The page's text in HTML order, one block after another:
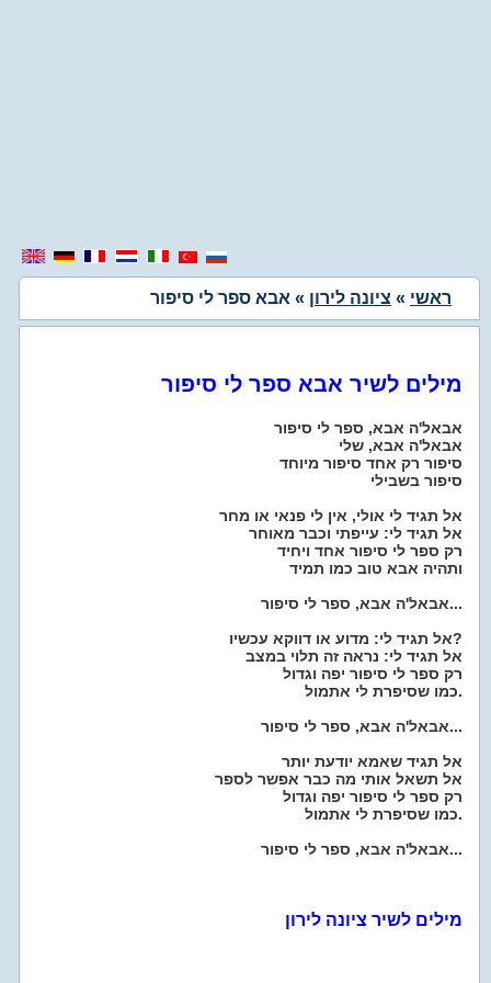
ראשי » ציונה לירון » אבא ספר לי סיפור
מילים לשיר אבא ספר לי סיפור
אבאל'ה אבא, ספר לי סיפור
אבאל'ה אבא, שלי
סיפור רק אחד סיפור מיוחד
סיפור בשבילי
אל תגיד לי אולי, אין לי פנאי או מחר
אל תגיד לי: עייפתי וכבר מאוחר
רק ספר לי סיפור אחד ויחיד
ותהיה אבא טוב כמו תמיד
אבאל'ה אבא, ספר לי סיפור...
אל תגיד לי: מדוע או דווקא עכשיו?
אל תגיד לי: נראה זה תלוי במצב
רק ספר לי סיפור יפה וגדול
כמו שסיפרת לי אתמול.
אבאל'ה אבא, ספר לי סיפור...
אל תגיד שאמא יודעת יותר
אל תשאל אותי מה כבר אפשר לספר
רק ספר לי סיפור יפה וגדול
כמו שסיפרת לי אתמול.
אבאל'ה אבא, ספר לי סיפור...
מילים לשיר ציונה לירון